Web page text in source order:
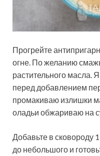
Прогрейте
огне. По желанию
растительного масла.
перед добавлением
промакиваю излишки
оладьи обжариваю на
Добавьте в сковороду
до небольшого и